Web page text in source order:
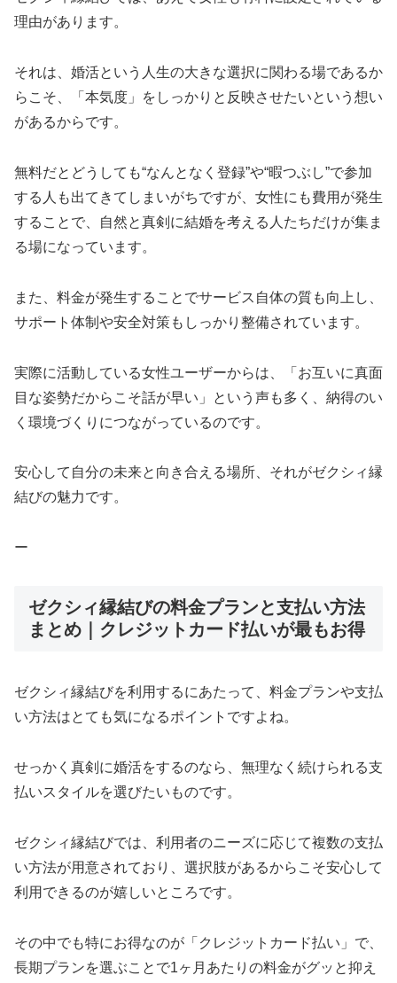
理由があります。
それは、婚活という人生の大きな選択に関わる場であるか
らこそ、「本気度」をしっかりと反映させたいという想い
があるからです。
無料だとどうしても“なんとなく登録”や“暇つぶし”で参加
する人も出てきてしまいがちですが、女性にも費用が発生
することで、自然と真剣に結婚を考える人たちだけが集ま
る場になっています。
また、料金が発生することでサービス自体の質も向上し、
サポート体制や安全対策もしっかり整備されています。
実際に活動している女性ユーザーからは、「お互いに真面
目な姿勢だからこそ話が早い」という声も多く、納得のい
く環境づくりにつながっているのです。
安心して自分の未来と向き合える場所、それがゼクシィ縁
結びの魅力です。
ー
ゼクシィ縁結びの料金プランと支払い方法
まとめ｜クレジットカード払いが最もお得
ゼクシィ縁結びを利用するにあたって、料金プランや支払
い方法はとても気になるポイントですよね。
せっかく真剣に婚活をするのなら、無理なく続けられる支
払いスタイルを選びたいものです。
ゼクシィ縁結びでは、利用者のニーズに応じて複数の支払
い方法が用意されており、選択肢があるからこそ安心して
利用できるのが嬉しいところです。
その中でも特にお得なのが「クレジットカード払い」で、
長期プランを選ぶことで1ヶ月あたりの料金がグッと抑え